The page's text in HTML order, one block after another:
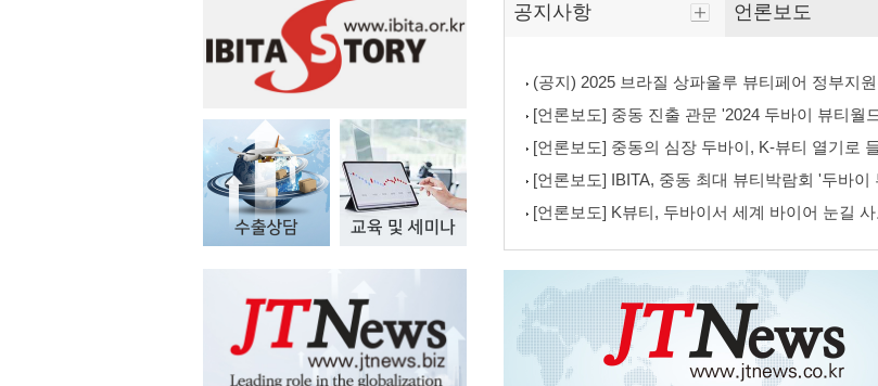
공지사항 언론보도
(공지) 2025 브라질 상파울루 뷰티페어 정부지
[언론보도] 중동 진출 관문 '2024 두바이 뷰티월
[언론보도] 중동의 심장 두바이, K-뷰티 열기로
[언론보도] IBITA, 중동 최대 뷰티박람회 '두바이
[언론보도] K뷰티, 두바이서 세계 바이어 눈길